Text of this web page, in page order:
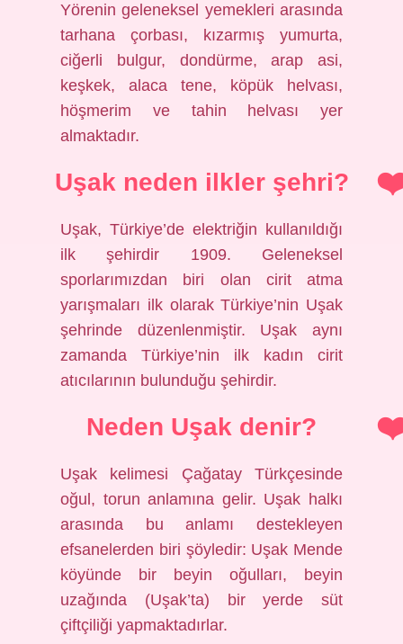
Yörenin geleneksel yemekleri arasında
tarhana çorbası, kızarmış yumurta,
ciğerli bulgur, dondürme, arap asi,
keşkek, alaca tene, köpük helvası,
höşmerim ve tahin helvası yer
almaktadır.
Uşak neden ilkler şehri?
Uşak, Türkiye’de elektriğin kullanıldığı
ilk şehirdir 1909. Geleneksel
sporlarımızdan biri olan cirit atma
yarışmaları ilk olarak Türkiye’nin Uşak
şehrinde düzenlenmiştir. Uşak aynı
zamanda Türkiye’nin ilk kadın cirit
atıcılarının bulunduğu şehirdir.
Neden Uşak denir?
Uşak kelimesi Çağatay Türkçesinde
oğul, torun anlamına gelir. Uşak halkı
arasında bu anlamı destekleyen
efsanelerden biri şöyledir: Uşak Mende
köyünde bir beyin oğulları, beyin
uzağında (Uşak’ta) bir yerde süt
çiftçiliği yapmaktadırlar.